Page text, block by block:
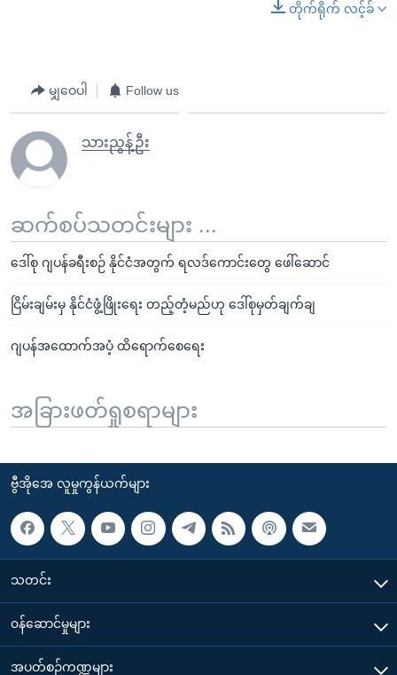
တိုက်ရိုက် လင့်ခ်
မျှဝေပါ Follow us
သားညွန့်ဦး
ဆက်စပ်သတင်းများ ...
ဒေါ်စု ဂျပန်ခရီးစဉ် နိုင်ငံအတွက် ရလဒ်ကောင်းတွေ ဖေါ်ဆောင်
ငြိမ်းချမ်းမှ နိုင်ငံဖွံ့ဖြိုးရေး တည့်တံ့မည်ဟု ဒေါ်စုမှတ်ချက်ချ
ဂျပန်အထောက်အပံ့ ထိရောက်စေရေး
အခြားဖတ်ရှုစရာများ
ဗွီအိုအေ လူမှုကွန်ယက်များ
သတင်း
၀န်ဆောင်မှုများ
အပတ်စဉ်ကဏ္ဍများ